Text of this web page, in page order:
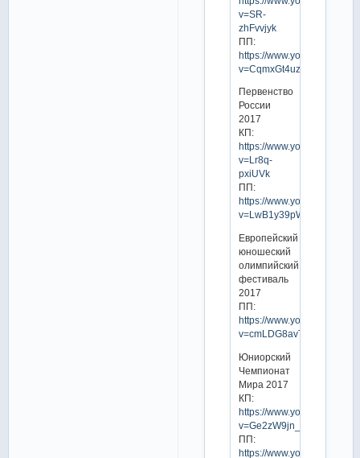
v=SR-
zhFvvjyk
ПП:
https://www.youtube.com/
v=CqmxGt4uzas
Первенство
России
2017
КП:
https://www.youtube.com/
v=Lr8q-
pxiUVk
ПП:
https://www.youtube.com/
v=LwB1y39pWos
Европейский
юношеский
олимпийский
фестиваль
2017
ПП:
https://www.youtube.com/
v=cmLDG8avTa8
Юниорский
Чемпионат
Мира 2017
КП:
https://www.youtube.com/
v=Ge2zW9jn_tg
ПП:
https://www.youtube.com/